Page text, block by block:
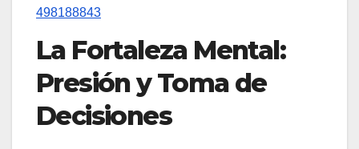
498188843
La Fortaleza Mental:
Presión y Toma de
Decisiones